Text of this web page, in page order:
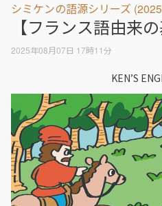
シミケンの語源シリーズ
【フランス語由来
2025年08月07日 17時11分
KEN’S